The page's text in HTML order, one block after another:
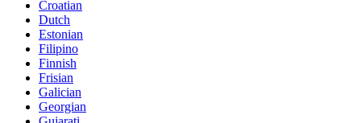
Croatian
Dutch
Estonian
Filipino
Finnish
Frisian
Galician
Georgian